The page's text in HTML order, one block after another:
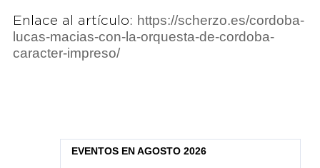
Enlace al artículo:
https://scherzo.es/cordoba-
lucas-macias-con-la-orquesta-de-cordoba-
caracter-impreso/
EVENTOS EN AGOSTO 2026